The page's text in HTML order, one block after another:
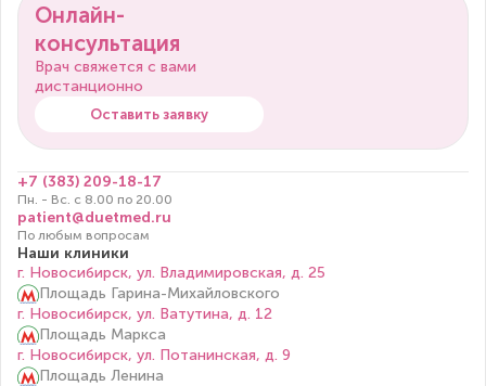
Онлайн-
консультация
Врач свяжется с вами
дистанционно
Оставить заявку
+7 (383) 209-18-17
Пн. - Вс. с 8.00 по 20.00
patient@duetmed.ru
По любым вопросам
Наши клиники
г. Новосибирск, ул. Владимировская, д. 25
Площадь Гарина-Михайловского
г. Новосибирск, ул. Ватутина, д. 12
Площадь Маркса
г. Новосибирск, ул. Потанинская, д. 9
Площадь Ленина